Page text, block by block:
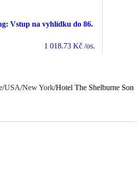
Vstup na vyhlídku do 86.
1 018.73 Kč /os.
/USA/New York/Hotel The Shelburne